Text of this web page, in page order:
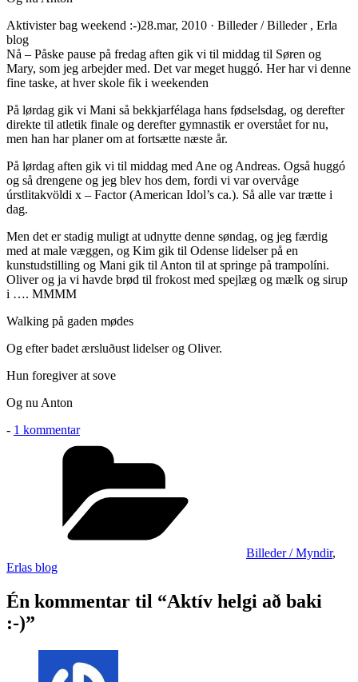
Aktivister bag weekend :-)28.mar, 2010 · Billeder / Billeder , Erla
blog
Nå – Påske pause på fredag aften gik vi til middag til Søren og
Mary, som jeg arbejder med. Det var meget huggó. Her har vi denne
fine taske, at hver skole fik i weekenden
På lørdag gik vi Mani så bekkjarfélaga hans fødselsdag, og derefter
direkte til atletik finale og derefter gymnastik er overstået for nu,
men han har planer om at fortsætte næste år.
På lørdag aften gik vi til middag med Ane og Andreas. Også huggó
og så drengene og jeg blev hos dem, fordi vi var overvåge
úrstlitakvöldi x – Factor (American Idol’s ca.). Så alle var trætte i
dag.
Men det er stadig muligt at udnytte denne søndag, og jeg færdig
med at male væggen, og Kim gik til Odense lidelser på en
kunstudstilling og Mani gik til Anton til at springe på trampolíni.
Oliver og ja vi havde brød til frokost med spejlæg og mælk og sirup
i …. MMMM
Walking på gaden mødes
Og efter badet ærsluðust lidelser og Oliver.
Hun foregiver at sove
Og nu Anton
- 1 kommentartil
Aktív
:-)
Billeder / Myndir,
Erlas blog
Én kommentar til “Aktív helgi að baki
:-)”